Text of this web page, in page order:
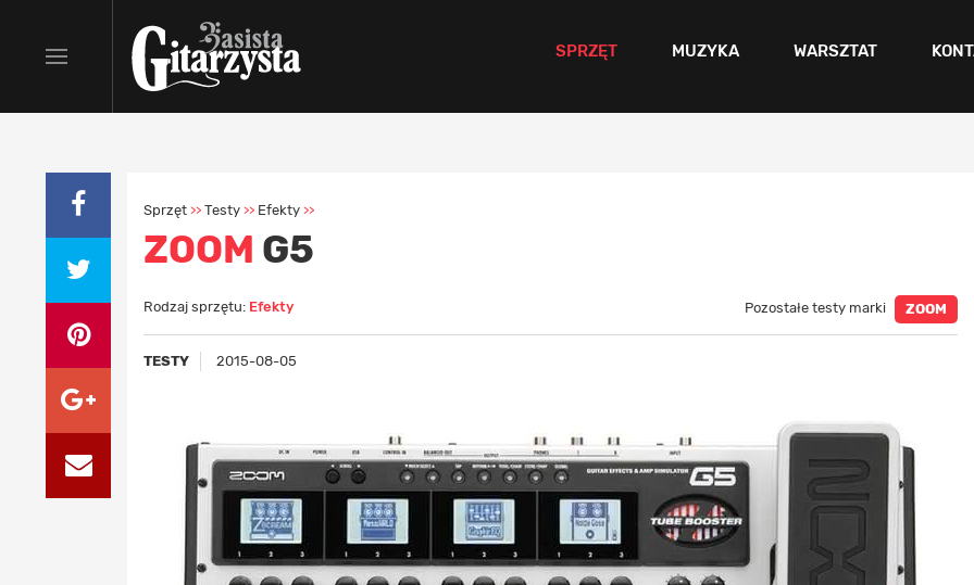
SPRZĘT MUZYKA WARSZTAT
Sprzęt >> Testy >> Efekty >>
ZOOM G5
Rodzaj sprzętu: Efekty Pozostałe testy marki ZOOM
TESTY 2015-08-05